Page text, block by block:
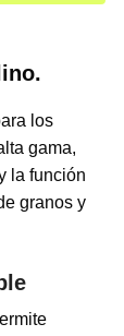
los
gama,
la función
granos y